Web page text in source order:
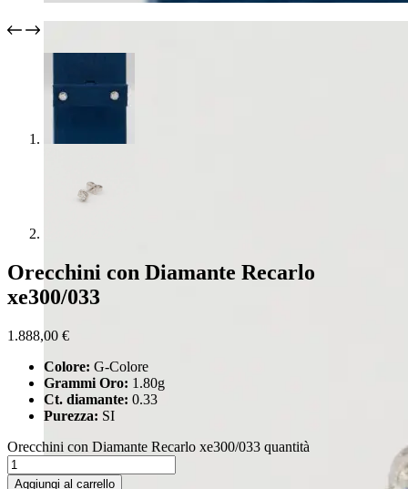
Orecchini con Diamante Recarlo
xe300/033
1.888,00 €
Colore: G-Colore
Grammi Oro: 1.80g
Ct. diamante: 0.33
Purezza: SI
Orecchini con Diamante Recarlo xe300/033 quantità
Aggiungi al carrello